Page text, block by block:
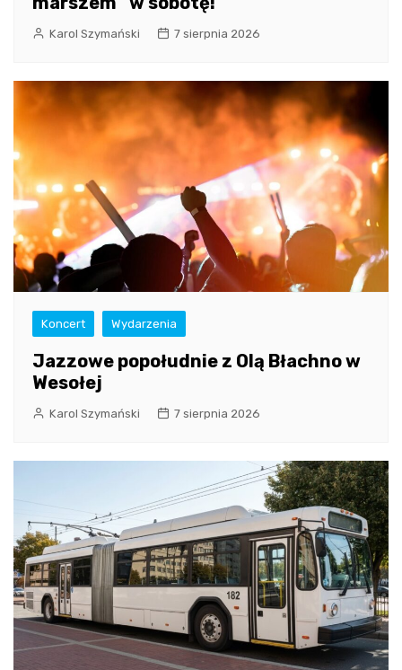
Karol Szymański 7 sierpnia 2026
Koncert Wydarzenia
Jazzowe popołudnie z Olą Błachno w
Wesołej
Karol Szymański 7 sierpnia 2026